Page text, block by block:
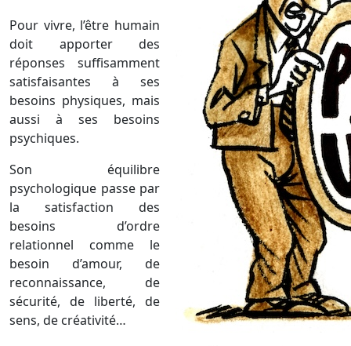
Pour vivre, l’être humain
doit apporter des
réponses suffisamment
satisfaisantes à ses
besoins physiques, mais
aussi à ses besoins
psychiques.
Son équilibre
psychologique passe par
la satisfaction des
besoins d’ordre
relationnel comme le
besoin d’amour, de
reconnaissance, de
sécurité, de liberté, de
sens, de créativité…